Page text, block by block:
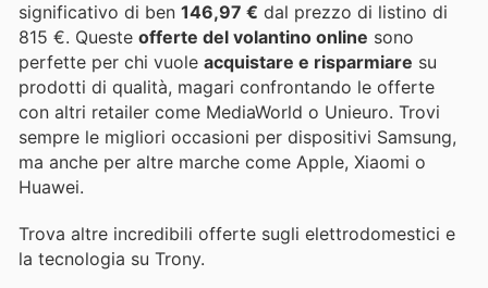
significativo di ben 146,97 € dal prezzo di listino di
815 €. Queste offerte del volantino online sono
perfette per chi vuole acquistare e risparmiare su
prodotti di qualità, magari confrontando le offerte
con altri retailer come MediaWorld o Unieuro. Trovi
sempre le migliori occasioni per dispositivi Samsung,
ma anche per altre marche come Apple, Xiaomi o
Huawei.
Trova altre incredibili offerte sugli elettrodomestici e
la tecnologia su Trony.